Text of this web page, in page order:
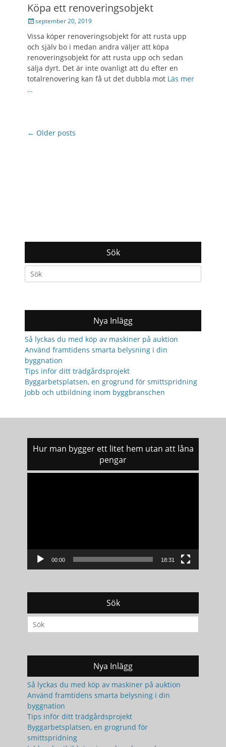
Köpa ett renoveringsobjekt
Posted
september 20, 2019
Vissa köper renoveringsobjekt för att rusta upp
och själv bo i medan andra väljer att köpa
renoveringsobjekt för att rusta upp och sedan
sälja dyrt. Det är inte ovanligt att du efter en
totalrenovering kan få ut det dubbla mot Läs mer
…
Post
← Older posts
Sök
Search
for:
Nya Inlägg
Så lyckas du med köp av maskiner på auktion
Använd framtidens smarta belysning i din
byggnation
Tips inför ditt trädgårdsprojekt
Byggarbetsplatsen, en grogrund för smittspridning
Jobb och utbildning inom byggbranschen
Hur man bygger ett litet hem utan att låna
pengar
00:00 18:31
Sök
Search
for:
Nya Inlägg
Så lyckas du med köp av maskiner på auktion
Använd framtidens smarta belysning i din
byggnation
Tips inför ditt trädgårdsprojekt
Byggarbetsplatsen, en grogrund för
smittspridning